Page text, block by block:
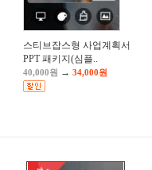
스티브잡스형 사업계획서
PPT 패키지(심플..
40,000원 → 34,000원